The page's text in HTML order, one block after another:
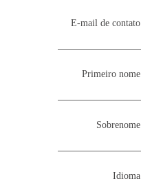
E-mail de contato
Primeiro nome
Sobrenome
Idioma
E-mail de contato
Primeiro nome
Sobrenome
Idioma